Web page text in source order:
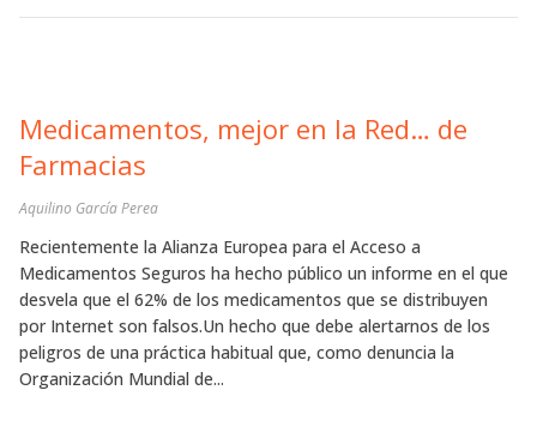
Medicamentos, mejor en la Red… de
Farmacias
Aquilino García Perea
Recientemente la Alianza Europea para el Acceso a
Medicamentos Seguros ha hecho público un informe en el que
desvela que el 62% de los medicamentos que se distribuyen
por Internet son falsos.Un hecho que debe alertarnos de los
peligros de una práctica habitual que, como denuncia la
Organización Mundial de...